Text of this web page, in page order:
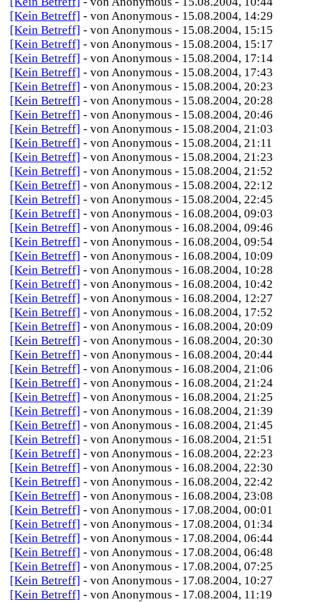
[Kein Betreff] - von Anonymous - 15.08.2004, 14:29
[Kein Betreff] - von Anonymous - 15.08.2004, 15:15
[Kein Betreff] - von Anonymous - 15.08.2004, 15:17
[Kein Betreff] - von Anonymous - 15.08.2004, 17:14
[Kein Betreff] - von Anonymous - 15.08.2004, 17:43
[Kein Betreff] - von Anonymous - 15.08.2004, 20:23
[Kein Betreff] - von Anonymous - 15.08.2004, 20:28
[Kein Betreff] - von Anonymous - 15.08.2004, 20:46
[Kein Betreff] - von Anonymous - 15.08.2004, 21:03
[Kein Betreff] - von Anonymous - 15.08.2004, 21:11
[Kein Betreff] - von Anonymous - 15.08.2004, 21:23
[Kein Betreff] - von Anonymous - 15.08.2004, 21:52
[Kein Betreff] - von Anonymous - 15.08.2004, 22:12
[Kein Betreff] - von Anonymous - 15.08.2004, 22:45
[Kein Betreff] - von Anonymous - 16.08.2004, 09:03
[Kein Betreff] - von Anonymous - 16.08.2004, 09:46
[Kein Betreff] - von Anonymous - 16.08.2004, 09:54
[Kein Betreff] - von Anonymous - 16.08.2004, 10:09
[Kein Betreff] - von Anonymous - 16.08.2004, 10:28
[Kein Betreff] - von Anonymous - 16.08.2004, 10:42
[Kein Betreff] - von Anonymous - 16.08.2004, 12:27
[Kein Betreff] - von Anonymous - 16.08.2004, 17:52
[Kein Betreff] - von Anonymous - 16.08.2004, 20:09
[Kein Betreff] - von Anonymous - 16.08.2004, 20:30
[Kein Betreff] - von Anonymous - 16.08.2004, 20:44
[Kein Betreff] - von Anonymous - 16.08.2004, 21:06
[Kein Betreff] - von Anonymous - 16.08.2004, 21:24
[Kein Betreff] - von Anonymous - 16.08.2004, 21:25
[Kein Betreff] - von Anonymous - 16.08.2004, 21:39
[Kein Betreff] - von Anonymous - 16.08.2004, 21:45
[Kein Betreff] - von Anonymous - 16.08.2004, 21:51
[Kein Betreff] - von Anonymous - 16.08.2004, 22:23
[Kein Betreff] - von Anonymous - 16.08.2004, 22:30
[Kein Betreff] - von Anonymous - 16.08.2004, 22:42
[Kein Betreff] - von Anonymous - 16.08.2004, 23:08
[Kein Betreff] - von Anonymous - 17.08.2004, 00:01
[Kein Betreff] - von Anonymous - 17.08.2004, 01:34
[Kein Betreff] - von Anonymous - 17.08.2004, 06:44
[Kein Betreff] - von Anonymous - 17.08.2004, 06:48
[Kein Betreff] - von Anonymous - 17.08.2004, 07:25
[Kein Betreff] - von Anonymous - 17.08.2004, 10:27
[Kein Betreff] - von Anonymous - 17.08.2004, 11:19